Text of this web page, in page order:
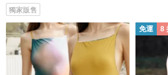
獨家販售
免運 8